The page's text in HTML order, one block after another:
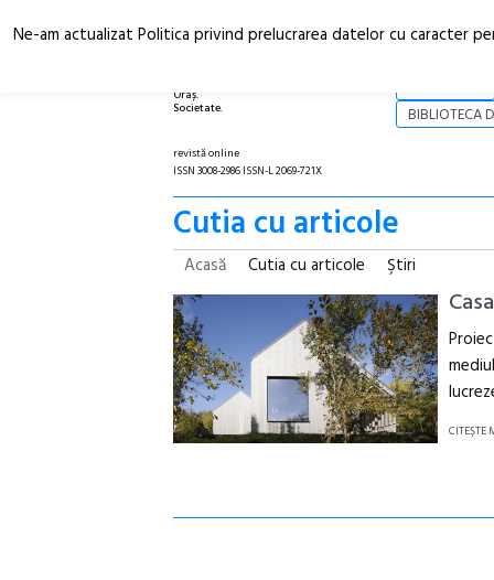
Oraș.
Societate.
BIBLIOTECA
revistă online
ISSN 3008-2986 ISSN-L 2069-721X
Cutia cu articole
Acasă Cutia cu articole Ştiri
CITEŞTE
Ne-am actualizat Politica privind prelucrarea datelor cu caracter